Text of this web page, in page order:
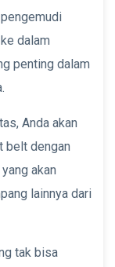
dalam
penting dalam
Anda akan
belt dengan
akan
lainnya dari
tak bisa